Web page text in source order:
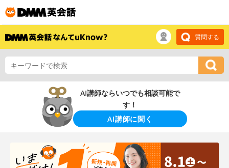
質問する
AI講師ならいつでも相談可能で
す！
AI講師に聞く